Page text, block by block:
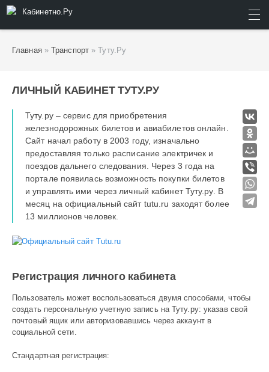
Кабинетно.Ру
Главная»Транспорт» Туту.Ру
ЛИЧНЫЙ КАБИНЕТ ТУТУ.РУ
Туту.ру – сервис для приобретения
железнодорожных билетов и авиабилетов онлайн.
Сайт начал работу в 2003 году, изначально
предоставляя только расписание электричек и
поездов дальнего следования. Через 3 года на
портале появилась возможность покупки билетов
и управлять ими через личный кабинет Туту.ру. В
месяц на официальный сайт tutu.ru заходят более
13 миллионов человек.
Регистрация личного кабинета
Пользователь может воспользоваться двумя способами, чтобы
создать персональную учетную запись на Туту.ру: указав свой
почтовый ящик или авторизовавшись через аккаунт в
социальной сети.
Стандартная регистрация: